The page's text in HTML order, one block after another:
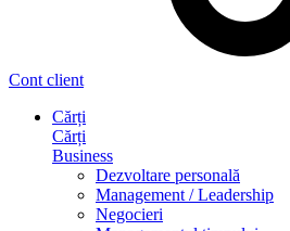
Cont client
Cărți
Cărți
Business
Dezvoltare personală
Management / Leadership
Negocieri